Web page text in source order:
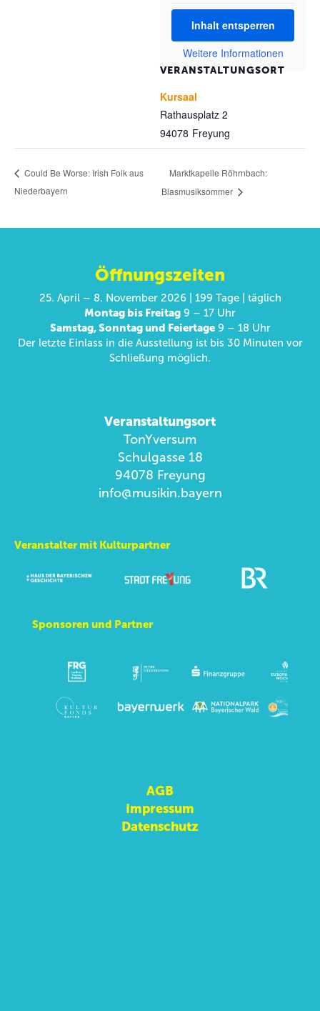
VERANSTALTUNGSORT
Kursaal
Rathausplatz 2
Freyung
94078
Inhalt entsperren
Weitere Informationen
Could Be Worse: Irish Folk aus
Niederbayern
Marktkapelle Röhrnbach:
Blasmusiksommer
Öffnungszeiten
25. April – 8. November 2026 | 199 Tage | täglich
Montag bis Freitag 9 – 17 Uhr
Samstag, Sonntag und Feiertage9 – 18 Uhr
Der letzte Einlass in die Ausstellung ist bis 30 Minuten vor
Schließung möglich.
Veranstaltungsort
TonYversum
Schulgasse 18
94078 Freyung
info@musikin.bayern
Veranstalter mit Kulturpartner
Sponsoren und Partner
AGB
Impressum
Datenschutz